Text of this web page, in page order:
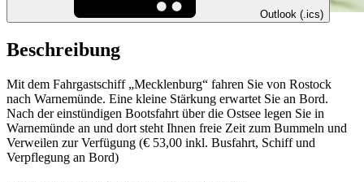
Outlook (.ics)
Beschreibung
Mit dem Fahrgastschiff „Mecklenburg“ fahren Sie von Rostock
nach Warnemünde. Eine kleine Stärkung erwartet Sie an Bord.
Nach der einstündigen Bootsfahrt über die Ostsee legen Sie in
Warnemünde an und dort steht Ihnen freie Zeit zum Bummeln und
Verweilen zur Verfügung (€ 53,00 inkl. Busfahrt, Schiff und
Verpflegung an Bord)